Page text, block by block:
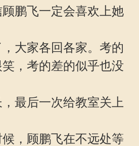
鹏飞一定会喜欢上她
大家各回各家。考的
，考的差的似乎也没
最后一次给教室关上
，顾鹏飞在不远处等